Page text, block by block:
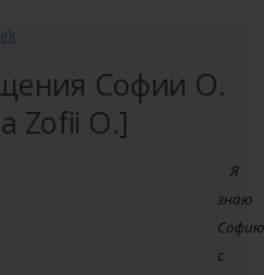
Софии О.
Zofii O.]
Я
знаю
Софию
с